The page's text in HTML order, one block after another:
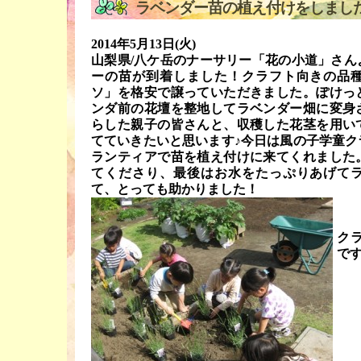
ラベンダー苗の植え付けをしまし
2014年5月13日(火)
山梨県/八ケ岳のナーサリー「花の小道」さ
ーの苗が到着しました！クラフト向きの品
ソ」を格安で譲っていただきました。ぽけ
ンダ前の花壇を整地してラベンダー畑に変
らした親子の皆さんと、収穫した花茎を用
てていきたいと思います♪今日は風の子学童
ランティアで苗を植え付けに来てくれまし
てくださり、最後はお水をたっぷりあげて
て、とっても助かりました！
ク
で